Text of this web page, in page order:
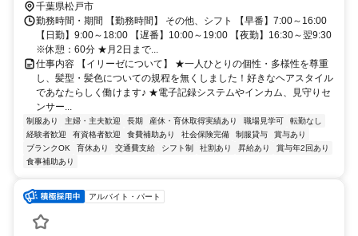
千葉県松戸市
勤務時間・期間 【勤務時間】 その他、シフト 【早番】7:00～16:00
【日勤】9:00～18:00 【遅番】10:00～19:00 【夜勤】16:30～翌9:30
※休憩：60分 ★月2日まで...
仕事内容 【イリーゼについて】 ★一人ひとりの個性・多様性を尊重
し、髪型・髪色についての規程を無くしました！好きなヘアスタイル
であなたらしく働けます♪ ★電子記録システムやインカム、見守りセ
ンサー...
制服あり 主婦・主夫歓迎 長期 産休・育休取得実績あり 職場見学可
転勤なし
経験者歓迎
有資格者歓迎 食費補助あり 社会保険完備 制服貸与
賞与あり
ブランクOK
育休あり 交通費支給 シフト制 社割あり 昇給あり
賞与年2回あり
食事補助あり
アルバイト・パート